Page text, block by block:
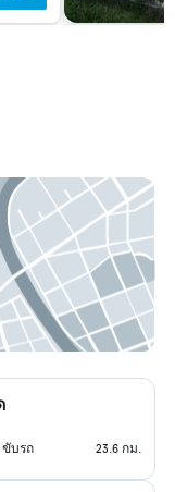
ขับรถ 23.6 กม.